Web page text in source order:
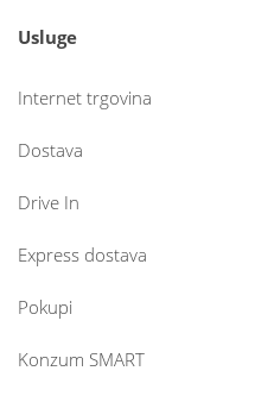
Usluge
Internet trgovina
Dostava
Drive In
Express dostava
Pokupi
Konzum SMART